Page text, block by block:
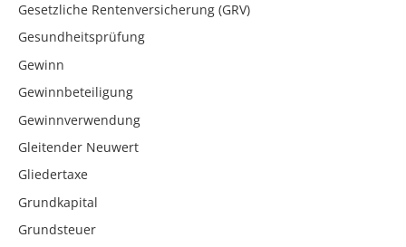
Gesetzliche Rentenversicherung (GRV)
Gesundheitsprüfung
Gewinn
Gewinnbeteiligung
Gewinnverwendung
Gleitender Neuwert
Gliedertaxe
Grundkapital
Grundsteuer